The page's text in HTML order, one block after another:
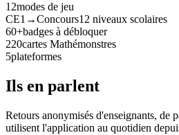
12modes de jeu
CE1→Concours12 niveaux scolaires
60+badges à débloquer
220cartes Mathémonstres
5plateformes
Ils en parlent
Retours anonymisés d'enseignants, de
utilisent l'application au quotidien